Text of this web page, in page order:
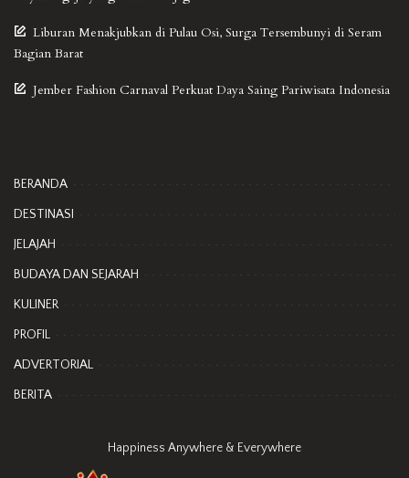
Liburan Menakjubkan di Pulau Osi, Surga Tersembunyi di Seram
Bagian Barat
Jember Fashion Carnaval Perkuat Daya Saing Pariwisata Indonesia
BERANDA
DESTINASI
JELAJAH
BUDAYA DAN SEJARAH
KULINER
PROFIL
ADVERTORIAL
BERITA
Happiness Anywhere & Everywhere